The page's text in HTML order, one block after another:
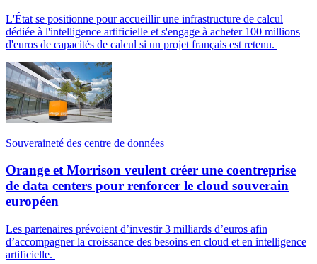
L'État se positionne pour accueillir une infrastructure de calcul
dédiée à l'intelligence artificielle et s'engage à acheter 100 millions
d'euros de capacités de calcul si un projet français est retenu.
Souveraineté des centre de données
Orange et Morrison veulent créer une coentreprise
de data centers pour renforcer le cloud souverain
européen
Les partenaires prévoient d’investir 3 milliards d’euros afin
d’accompagner la croissance des besoins en cloud et en intelligence
artificielle.